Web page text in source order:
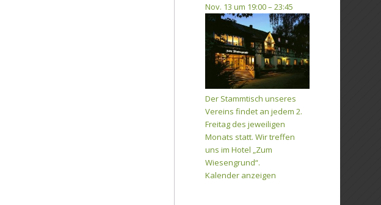
Nov. 13 um 19:00 – 23:45
Der Stammtisch unseres
Vereins findet an jedem 2.
Freitag des jeweiligen
Monats statt. Wir treffen
uns im Hotel „Zum
Wiesengrund“.
Kalender anzeigen